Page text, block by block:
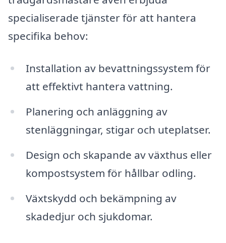
specialiserade tjänster för att hantera
specifika behov:
Installation av bevattningssystem för
att effektivt hantera vattning.
Planering och anläggning av
stenläggningar, stigar och uteplatser.
Design och skapande av växthus eller
kompostsystem för hållbar odling.
Växtskydd och bekämpning av
skadedjur och sjukdomar.